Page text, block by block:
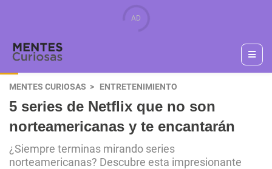
MENTES CURIOSAS ENTRETENIMIENTO
5 series de Netflix que no son
norteamericanas y te encantarán
¿Siempre terminas mirando series
norteamericanas? Descubre esta impresionante